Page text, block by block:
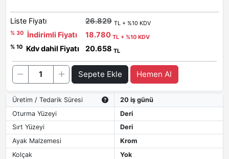
Liste Fiyatı 26.829 TL + %10 KDV
% 30
İndirimli Fiyatı 18.780 TL + %10 KDV
% 10
Kdv dahil Fiyatı 20.658 TL
Sepete Ekle Hemen Al
Üretim / Tedarik Süresi
20 iş günü
Oturma Yüzeyi
Deri
Sırt Yüzeyi
Deri
Ayak Malzemesi
Krom
Kolçak
Yok